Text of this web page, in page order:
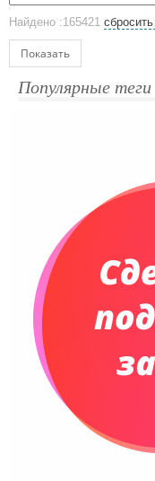
Ежедневники
Сумки и
Сумки
Рюкзаки
Сумки
Сумки
Найдено :165421
Показать
Популярные теги